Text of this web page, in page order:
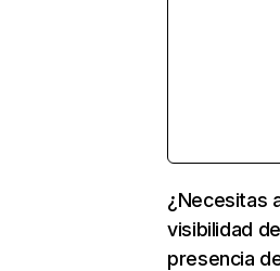
¿Necesitas
visibilidad
presencia